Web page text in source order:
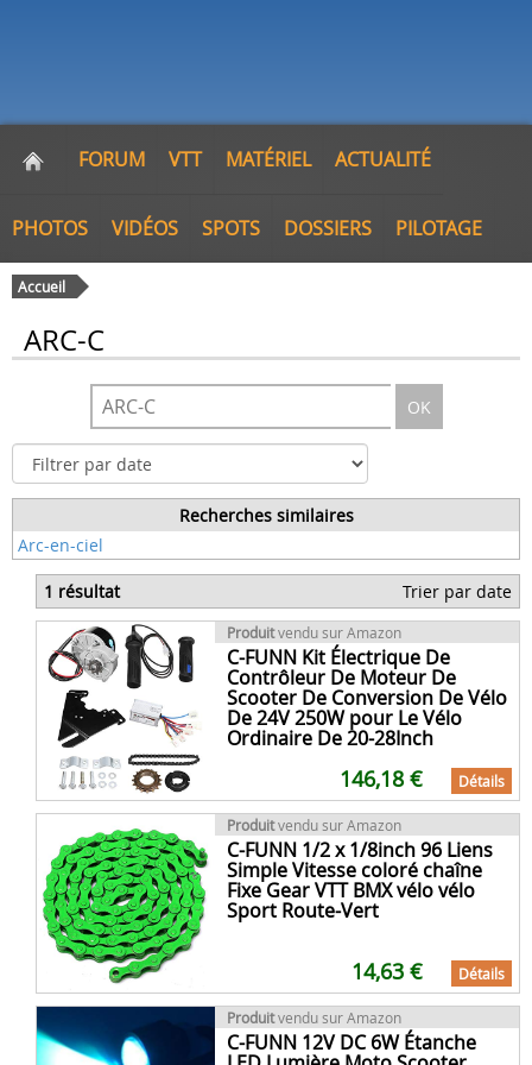
FORUM VTT MATÉRIEL ACTUALITÉ
PHOTOS VIDÉOS SPOTS DOSSIERS PILOTAGE
Accueil
ARC-C
OK
Recherches similaires
Arc-en-ciel
1 résultat Trier par date
Produitvendu sur Amazon
C-FUNN Kit Électrique De
Contrôleur De Moteur De
Scooter De Conversion De Vélo
De 24V 250W pour Le Vélo
Ordinaire De 20-28Inch
146,18 € Détails
Produitvendu sur Amazon
C-FUNN 1/2 x 1/8inch 96 Liens
Simple Vitesse coloré chaîne
Fixe Gear VTT BMX vélo vélo
Sport Route-Vert
14,63 € Détails
Produitvendu sur Amazon
C-FUNN 12V DC 6W Étanche